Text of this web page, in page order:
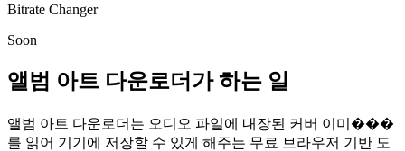
Bitrate Changer
Soon
앨범 아트 다운로더가 하는 일
앨범 아트 다운로더는 오디오 파일에 내장된 커버 이미���
를 읽어 기기에 저장할 수 있게 해주는 무료 브라우저 기반 도